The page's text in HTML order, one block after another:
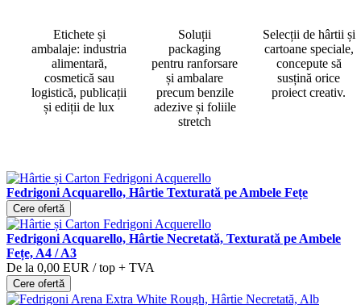
Etichete și
ambalaje: industria
alimentară,
cosmetică sau
logistică, publicații
și ediții de lux
Soluții
packaging
pentru ranforsare
și ambalare
precum benzile
adezive și foliile
stretch
Selecții de hârtii și
cartoane speciale,
concepute să
susțină orice
proiect creativ.
Fedrigoni Acquarello, Hârtie Texturată pe Ambele Fețe
Cere ofertă
Fedrigoni Acquarello, Hârtie Necretată, Texturată pe Ambele
Fețe, A4 / A3
De la 0,00 EUR / top + TVA
Cere ofertă